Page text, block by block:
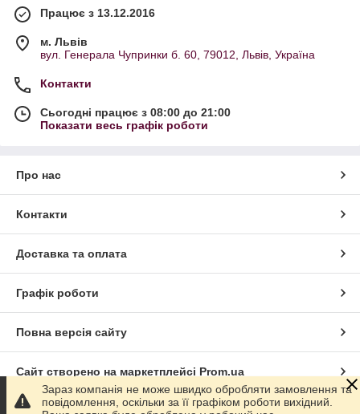
Працює з 13.12.2016
м. Львів
вул. Генерала Чупринки б. 60, 79012, Львів, Україна
Контакти
Сьогодні працює з 08:00 до 21:00
Показати весь графік роботи
Про нас
Контакти
Доставка та оплата
Графік роботи
Повна версія сайту
Сайт створено на маркетплейсі Prom.ua
Політика конфіденційності
Зараз компанія не може швидко обробляти замовлення та
повідомлення, оскільки за її графіком роботи вихідний.